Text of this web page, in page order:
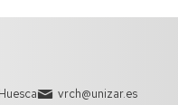
vrch@unizar.es